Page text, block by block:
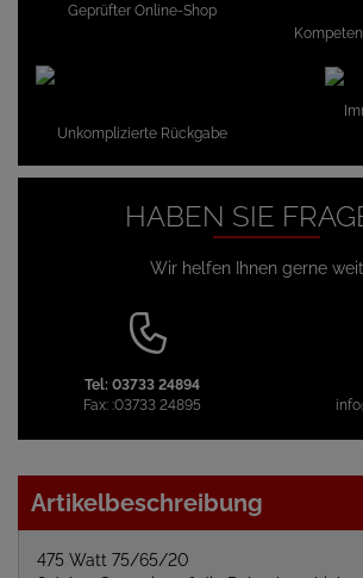
Geprüfter Online-Shop
Unkomplizierte Rückgabe
HABEN SIE
Wir helfen Ihnen gerne
Tel: 03733 24894
Fax: :03733 24895
Artikelbeschreibung
475 Watt 75/65/20